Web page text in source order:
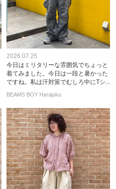
2026.07.25
今日はミリタリーな雰囲気でちょっと
着てみました。今日は一段と暑かった
ですね。私は汗対策でむしろ中にTシ...
BEAMS BOY Harajuku